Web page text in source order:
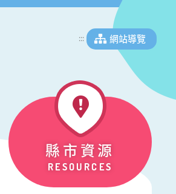
::: 網站導覽
縣市資源
RESOURCES